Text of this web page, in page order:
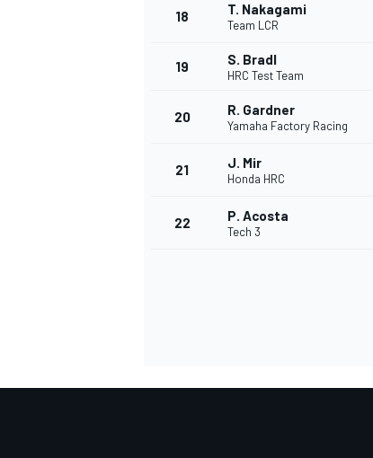
18 T. Nakagami
Team LCR
19 S. Bradl
HRC Test Team
20 R. Gardner
Yamaha Factory Racing
21 J. Mir
Honda HRC
22 P. Acosta
Tech 3